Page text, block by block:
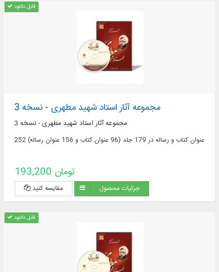
قابل دانلود
مجموعه آثار استاد شهید مطهری - نسخه 3
مجموعه آثار استاد شهید مطهری - نسخه 3
252 عنوان کتاب و رساله در 179 جلد (96 عنوان کتاب و 156 عنوان رساله)
193,200 تومان
مقایسه کنید جزئیات محصول
قابل دانلود